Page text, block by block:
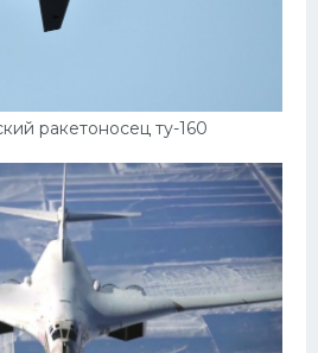
ракетоносец ту-160